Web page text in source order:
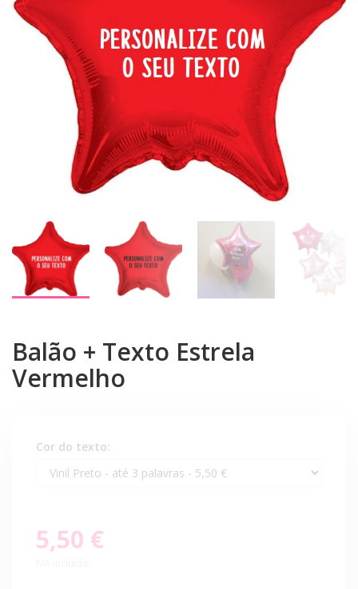
Balão + Texto Estrela
Vermelho
Cor do texto:
5,50 €